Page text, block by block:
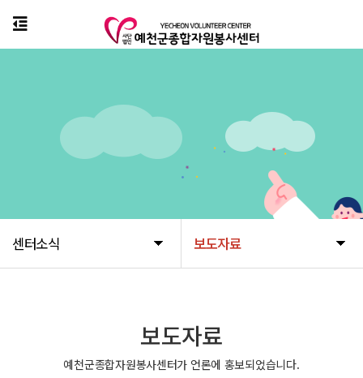
센터소식 보도자료
보도자료
예천군종합자원봉사센터가 언론에 홍보되었습니다.